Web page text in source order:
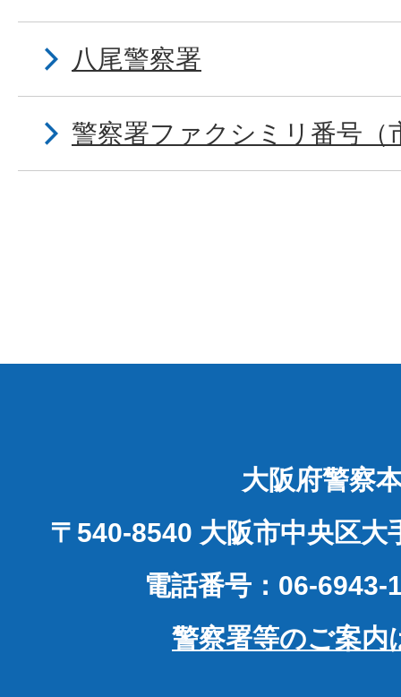
八尾警察署
警察署ファクシミリ番号（
大阪府警察
〒540-8540 大阪市中央区大
電話番号：06-6943-
警察署等のご案内